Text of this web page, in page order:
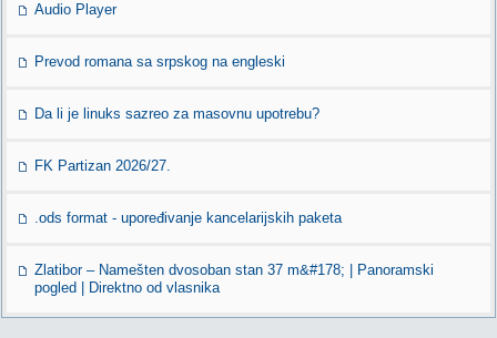
Audio Player
Prevod romana sa srpskog na engleski
Da li je linuks sazreo za masovnu upotrebu?
FK Partizan 2026/27.
.ods format - upoređivanje kancelarijskih paketa
Zlatibor – Namešten dvosoban stan 37 m&#178; | Panoramski
pogled | Direktno od vlasnika